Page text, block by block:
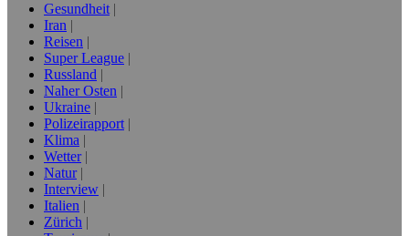
Gesundheit
Iran
Reisen
Super League
Russland
Naher Osten
Ukraine
Polizeirapport
Klima
Wetter
Natur
Interview
Italien
Zürich